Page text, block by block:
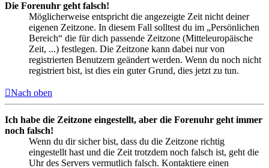
Die Forenuhr geht falsch!
Möglicherweise entspricht die angezeigte Zeit nicht deiner
eigenen Zeitzone. In diesem Fall solltest du im „Persönlichen
Bereich“ die für dich passende Zeitzone (Mitteleuropäische
Zeit, ...) festlegen. Die Zeitzone kann dabei nur von
registrierten Benutzern geändert werden. Wenn du noch nicht
registriert bist, ist dies ein guter Grund, dies jetzt zu tun.
Nach oben
Ich habe die Zeitzone eingestellt, aber die Forenuhr geht immer
noch falsch!
Wenn du dir sicher bist, dass du die Zeitzone richtig
eingestellt hast und die Zeit trotzdem noch falsch ist, geht die
Uhr des Servers vermutlich falsch. Kontaktiere einen